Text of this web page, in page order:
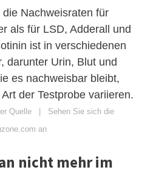
Nachweisraten für
als für LSD, Adderall und
ist in verschiedenen
darunter Urin, Blut und
es nachweisbar bleibt,
der Testprobe variieren.
Quelle | Sehen Sie sich die
an
nicht mehr im